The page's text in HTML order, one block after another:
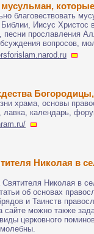
благовествовать
Библии, Иисус Христос
песни прославления
вопросов,
храма, основы
лавка, календарь,
Николая в
Николая в
об основах
и Таинств
сайте можно также
церковного